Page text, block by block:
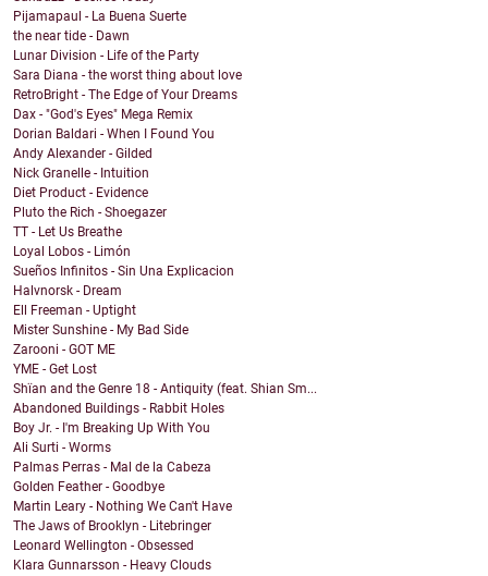
Pijamapaul - La Buena Suerte
the near tide - Dawn
Lunar Division - Life of the Party
Sara Diana - the worst thing about love
RetroBright - The Edge of Your Dreams
Dax - "God's Eyes" Mega Remix
Dorian Baldari - When I Found You
Andy Alexander - Gilded
Nick Granelle - Intuition
Diet Product - Evidence
Pluto the Rich - Shoegazer
TT - Let Us Breathe
Loyal Lobos - Limón
Sueños Infinitos - Sin Una Explicacion
Halvnorsk - Dream
Ell Freeman - Uptight
Mister Sunshine - My Bad Side
Zarooni - GOT ME
YME - Get Lost
Shïan and the Genre 18 - Antiquity (feat. Shian Sm...
Abandoned Buildings - Rabbit Holes
Boy Jr. - I'm Breaking Up With You
Ali Surti - Worms
Palmas Perras - Mal de la Cabeza
Golden Feather - Goodbye
Martin Leary - Nothing We Can't Have
The Jaws of Brooklyn - Litebringer
Leonard Wellington - Obsessed
Klara Gunnarsson - Heavy Clouds